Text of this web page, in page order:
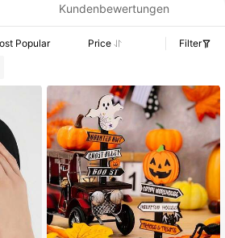
Kundenbewertungen
Popular Price
Filter